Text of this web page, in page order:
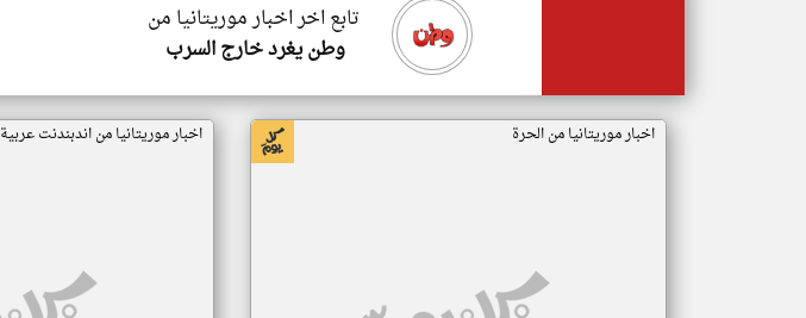
تابع اخر اخبار موريتانيا من
وطن يغرد خارج السرب
اخبار موريتانيا من الحرة اخبار موريتانيا من اندبندنت عربية